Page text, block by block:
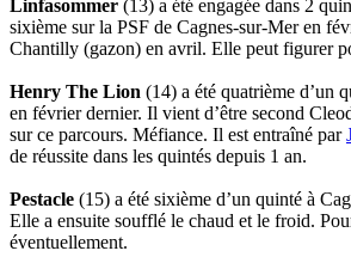
Linfasommer (13) a été engagée dans 2
sixième sur la PSF de Cagnes-sur-Mer en
Chantilly (gazon) en avril. Elle peut figurer
Henry The Lion (14) a été quatrième d’un
en février dernier. Il vient d’être second
sur ce parcours. Méfiance. Il est entraîné par
de réussite dans les quintés depuis 1 an.
Pestacle (15) a été sixième d’un quinté à
Elle a ensuite soufflé le chaud et le froid.
éventuellement.